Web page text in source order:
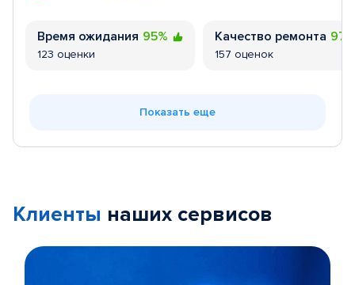
Время ожидания 95%
123 оценки
Качество ремонта
157 оценок
Показать еще
Клиенты наших сервисов